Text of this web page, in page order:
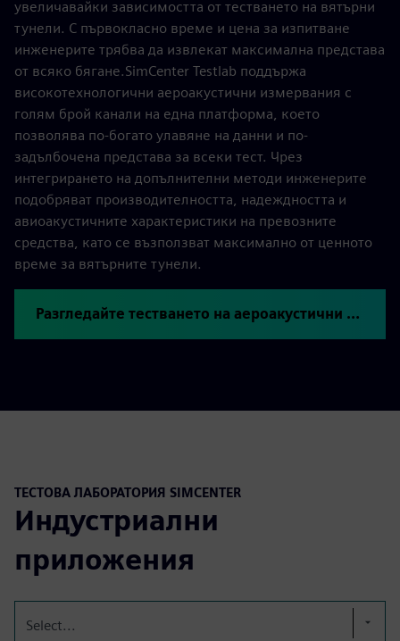
увеличавайки зависимостта от тестването на вятърни
тунели. С първокласно време и цена за изпитване
инженерите трябва да извлекат максимална представа
от всяко бягане.SimCenter Testlab поддържа
високотехнологични аероакустични измервания с
голям брой канали на една платформа, което
позволява по-богато улавяне на данни и по-
задълбочена представа за всеки тест. Чрез
интегрирането на допълнителни методи инженерите
подобряват производителността, надеждността и
авиоакустичните характеристики на превозните
средства, като се възползват максимално от ценното
време за вятърните тунели.
Разгледайте тестването на аероакустични вятърни ту
ТЕСТОВА ЛАБОРАТОРИЯ SIMCENTER
Индустриални
приложения
Select...